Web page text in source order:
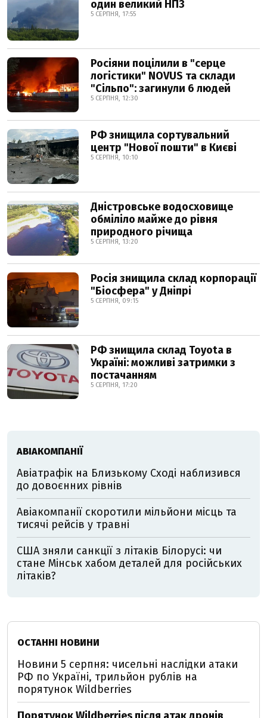
один великий НПЗ
5 СЕРПНЯ, 17:55
Росіяни поцілили в "серце
логістики" NOVUS та склади
"Сільпо": загинули 6 людей
5 СЕРПНЯ, 12:30
РФ знищила сортувальний
центр "Нової пошти" в Києві
5 СЕРПНЯ, 10:10
Дністровське водосховище
обміліло майже до рівня
природного річища
5 СЕРПНЯ, 13:20
Росія знищила склад корпорації
"Біосфера" у Дніпрі
5 СЕРПНЯ, 09:15
РФ знищила склад Toyota в
Україні: можливі затримки з
постачанням
5 СЕРПНЯ, 17:20
АВІАКОМПАНІЇ
Авіатрафік на Близькому Сході наблизився
до довоєнних рівнів
Авіакомпанії скоротили мільйони місць та
тисячі рейсів у травні
США зняли санкції з літаків Білорусі: чи
стане Мінськ хабом деталей для російських
літаків?
ОСТАННІ НОВИНИ
Новини 5 серпня: чисельні наслідки атаки
РФ по Україні, трильйон рублів на
порятунок Wildberries